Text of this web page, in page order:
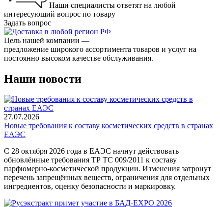
Наши специалисты ответят на любой
интересующий вопрос по товару
Задать вопрос
Цель нашей компании —
предложение широкого ассортимента товаров и услуг на
постоянно высоком качестве обслуживания.
Наши новости
27.07.2026
Новые требования к составу косметических средств в странах
ЕАЭС
С 28 октября 2026 года в ЕАЭС начнут действовать
обновлённые требования ТР ТС 009/2011 к составу
парфюмерно-косметической продукции. Изменения затронут
перечень запрещённых веществ, ограничения для отдельных
ингредиентов, оценку безопасности и маркировку.